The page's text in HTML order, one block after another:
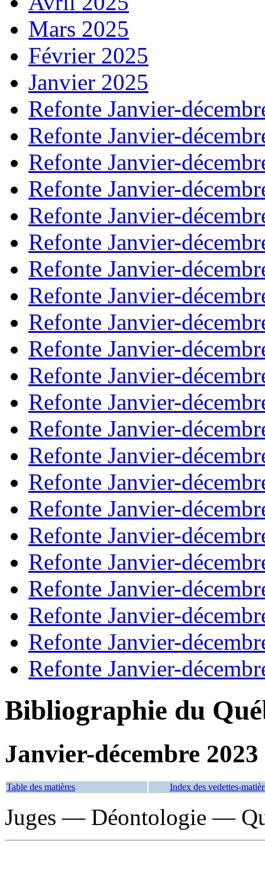
Mars 2025
Février 2025
Janvier 2025
Refonte Janvier-
Refonte Janvier-
Refonte Janvier-
Refonte Janvier-
Refonte Janvier-
Refonte Janvier-
Refonte Janvier-
Refonte Janvier-
Refonte Janvier-
Refonte Janvier-
Refonte Janvier-
Refonte Janvier-
Refonte Janvier-
Refonte Janvier-
Refonte Janvier-
Refonte Janvier-
Refonte Janvier-
Refonte Janvier-
Refonte Janvier-
Refonte Janvier-
Refonte Janvier-
Refonte Janvier-
Bibliographie du
Janvier-décembre 2023
Table des matières Index des vedettes-
Juges — Déontologie —